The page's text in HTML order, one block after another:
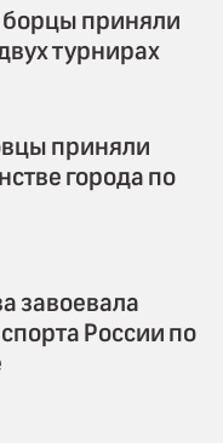
борцы приняли
турнирах
приняли
города по
завоевала
России по